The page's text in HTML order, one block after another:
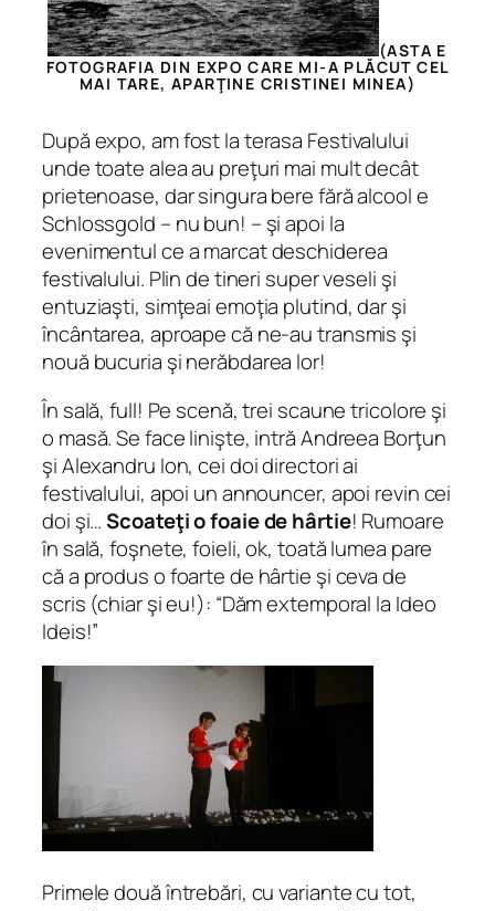
(ASTA E
FOTOGRAFIA DIN EXPO CARE MI-A PLĂCUT CEL
MAI TARE, APARŢINE CRISTINEI MINEA)
După expo, am fost la terasa Festivalului
unde toate alea au preţuri mai mult decât
prietenoase, dar singura bere fără alcool e
Schlossgold – nu bun! – şi apoi la
evenimentul ce a marcat deschiderea
festivalului. Plin de tineri super veseli şi
entuziaşti, simţeai emoţia plutind, dar şi
încântarea, aproape că ne-au transmis şi
nouă bucuria şi nerăbdarea lor!
În sală, full! Pe scenă, trei scaune tricolore şi
o masă. Se face linişte, intră Andreea Borţun
şi Alexandru Ion, cei doi directori ai
festivalului, apoi un announcer, apoi revin cei
doi şi…Scoateţi o foaie de hârtie! Rumoare
în sală, foşnete, foieli, ok, toată lumea pare
că a produs o foarte de hârtie şi ceva de
scris (chiar şi eu!): “Dăm extemporal la Ideo
Ideis!”
Primele două întrebări, cu variante cu tot,